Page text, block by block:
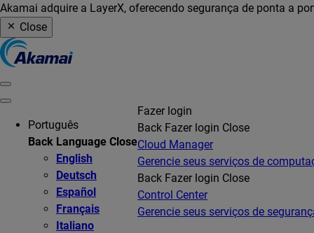
Akamai adquire a LayerX, oferecendo segurança de ponta a
Close
Português
Back Language Close
English
Deutsch
Español
Français
Italiano
Fazer login
Back Fazer login Close
Cloud Manager
Gerencie seus serviços de
Back Fazer login Close
Control Center
Gerencie seus serviços de